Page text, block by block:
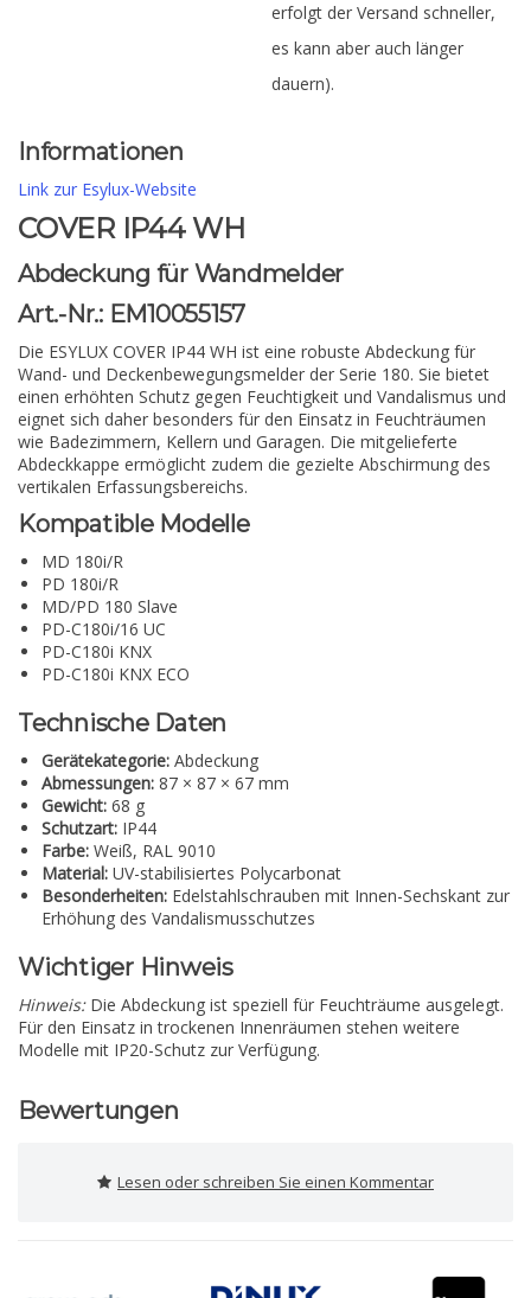
erfolgt der Versand schneller,
es kann aber auch länger
dauern).
Informationen
Link zur Esylux-Website
COVER IP44 WH
Abdeckung für Wandmelder
Art.-Nr.: EM10055157
Die ESYLUX COVER IP44 WH ist eine robuste Abdeckung für
Wand- und Deckenbewegungsmelder der Serie 180. Sie bietet
einen erhöhten Schutz gegen Feuchtigkeit und Vandalismus und
eignet sich daher besonders für den Einsatz in Feuchträumen
wie Badezimmern, Kellern und Garagen. Die mitgelieferte
Abdeckkappe ermöglicht zudem die gezielte Abschirmung des
vertikalen Erfassungsbereichs.
Kompatible Modelle
MD 180i/R
PD 180i/R
MD/PD 180 Slave
PD-C180i/16 UC
PD-C180i KNX
PD-C180i KNX ECO
Technische Daten
Gerätekategorie: Abdeckung
Abmessungen: 87 × 87 × 67 mm
Gewicht: 68 g
Schutzart: IP44
Farbe: Weiß, RAL 9010
Material: UV-stabilisiertes Polycarbonat
Besonderheiten: Edelstahlschrauben mit Innen-Sechskant zur
Erhöhung des Vandalismusschutzes
Wichtiger Hinweis
Hinweis:Die Abdeckung ist speziell für Feuchträume ausgelegt.
Für den Einsatz in trockenen Innenräumen stehen weitere
Modelle mit IP20-Schutz zur Verfügung.
Bewertungen
Lesen oder schreiben Sie einen Kommentar